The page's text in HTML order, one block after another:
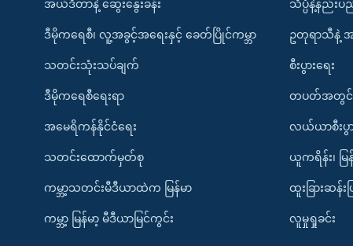
အယ်ဒီတာနဲ့ ဆွေးနွေးခန်း
ဒီမိုကရေစီ၊ လူ့အခွင့်အရေးနှင့် ခေတ်ပြိုင်ကမ္ဘာ
သတင်းသုံးသပ်ချက်
ဒီမိုကရေစီရေးရာ
အမေရိကန်နိုင်ငံရေး
သတင်းထောက်မှတ်စု
ကမ္ဘာ့သတင်းမီဒီယာထဲက မြန်မာ
ကမ္ဘာ့ မြန်မာ့ မီဒီယာမြင်ကွင်း
သိပ္ပံနဲ့နည်းပ
ဥတုရာသီနဲ့ အ
စီးပွားရေး
တပတ်အတွင်း
လယ်ယာစီးပွာ
ယူကရိန်း၊ မ
ထူးခြားဆန်း
လူမှုရှုခင်း